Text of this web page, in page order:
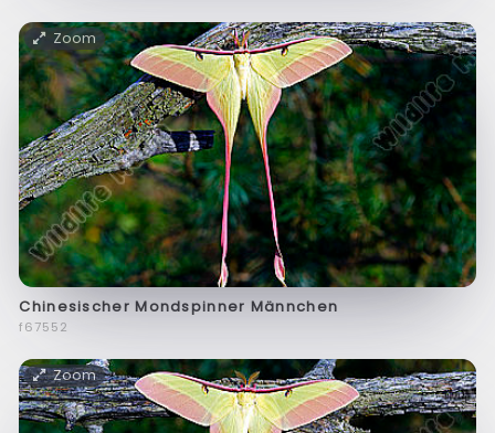
Zoom
Chinesischer Mondspinner Männchen
f67552
Zoom